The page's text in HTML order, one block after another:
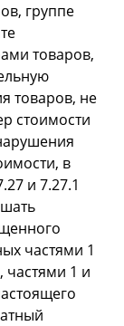
группе
товаров,
товаров, не
стоимости
в
и 7.27.1
частями 1
частями 1 и